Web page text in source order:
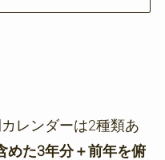
レンダーは2種類あ
めた3年分＋前年を俯